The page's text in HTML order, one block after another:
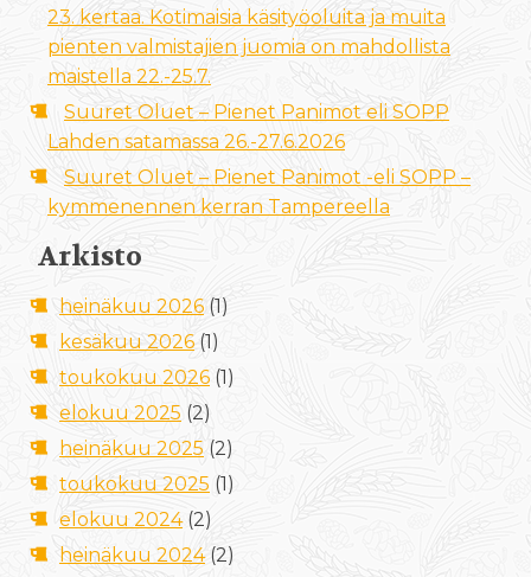
23. kertaa. Kotimaisia käsityöoluita ja muita
pienten valmistajien juomia on mahdollista
maistella 22.-25.7.
Suuret Oluet – Pienet Panimot eli SOPP
Lahden satamassa 26.-27.6.2026
Suuret Oluet – Pienet Panimot -eli SOPP –
kymmenennen kerran Tampereella
Arkisto
heinäkuu 2026 (1)
kesäkuu 2026(1)
toukokuu 2026 (1)
elokuu 2025 (2)
heinäkuu 2025 (2)
toukokuu 2025 (1)
elokuu 2024(2)
heinäkuu 2024(2)